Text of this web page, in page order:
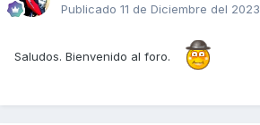
Publicado 11 de Diciembre del 2023
Saludos. Bienvenido al foro.